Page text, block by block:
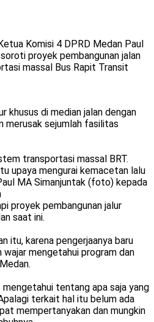
Komisi 4 DPRD Medan Paul
proyek pembangunan jalan
massal Bus Rapit Transit
khusus di median jalan dengan
merusak sejumlah fasilitas
transportasi massal BRT.
upaya mengurai kemacetan lalu
MA Simanjuntak (foto) kepada
proyek pembangunan jalur
saat ini.
itu, karena pengerjaanya baru
wajar mengetahui program dan
tentang apa saja yang
terkait hal itu belum ada
mempertanyakan dan mungkin